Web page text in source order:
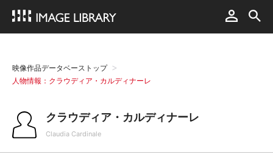
映像作品データベーストップ
人物情報：クラウディア・カルディナーレ
クラウディア・カルディナーレ
Claudia Cardinale